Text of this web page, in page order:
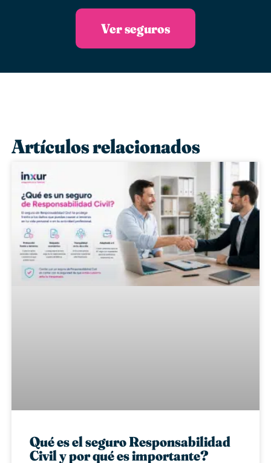
Ver seguros
Artículos relacionados
Qué es el seguro Responsabilidad
Civil y por qué es importante?